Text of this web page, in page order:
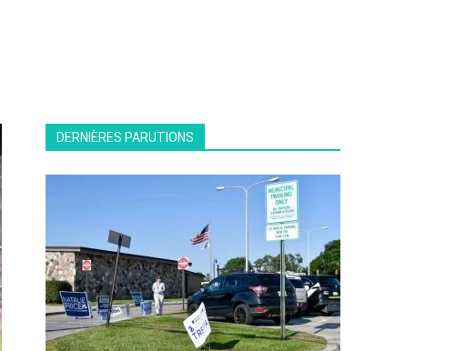
DERNIÈRES PARUTIONS